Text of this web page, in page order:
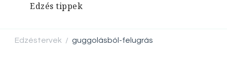
Edzés tippek
Edzéstervek / guggolásból-felugrás